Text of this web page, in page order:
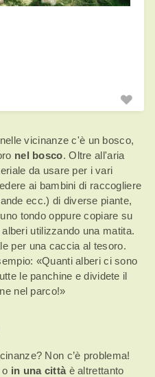
vicinanze c'è un bosco,
nel bosco. Oltre all'aria
da usare per i vari
ai bambini di raccogliere
ecc.) di diverse piante,
tondo oppure copiare su
utilizzando una matita.
per una caccia al tesoro.
«Quanti alberi ci sono
le panchine e dividete il
nel parco!»
Non c’è problema!
o in una città è altrettanto